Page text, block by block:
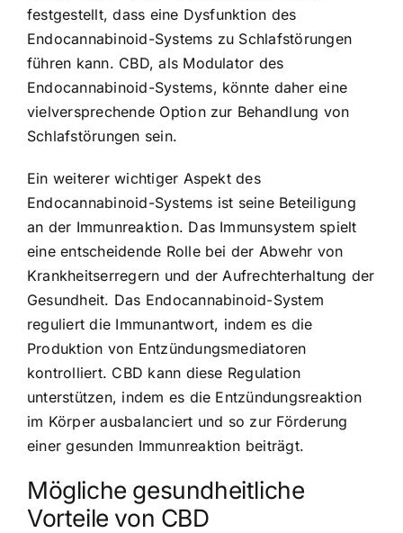
festgestellt, dass eine Dysfunktion des
Endocannabinoid-Systems zu Schlafstörungen
führen kann. CBD, als Modulator des
Endocannabinoid-Systems, könnte daher eine
vielversprechende Option zur Behandlung von
Schlafstörungen sein.
Ein weiterer wichtiger Aspekt des
Endocannabinoid-Systems ist seine Beteiligung
an der Immunreaktion. Das Immunsystem spielt
eine entscheidende Rolle bei der Abwehr von
Krankheitserregern und der Aufrechterhaltung der
Gesundheit. Das Endocannabinoid-System
reguliert die Immunantwort, indem es die
Produktion von Entzündungsmediatoren
kontrolliert. CBD kann diese Regulation
unterstützen, indem es die Entzündungsreaktion
im Körper ausbalanciert und so zur Förderung
einer gesunden Immunreaktion beiträgt.
Mögliche gesundheitliche
Vorteile von CBD